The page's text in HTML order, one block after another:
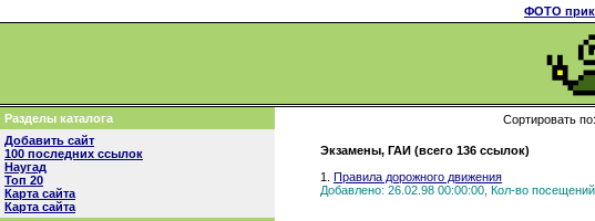
ФОТО
Разделы каталога
Добавить сайт
100 последних ссылок
Наугад
Топ 20
Карта сайта
Карта сайта
Сортировать по:
Экзамены, ГАИ (всего 136 ссылок)
1. Правила дорожного движения
Добавлено: 26.02.98 00:00:00, Кол-во